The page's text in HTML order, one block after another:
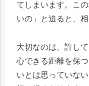
てしまいます。こ
いの」と迫ると、
大切なのは、許し
心できる距離を保
いとは思っていな